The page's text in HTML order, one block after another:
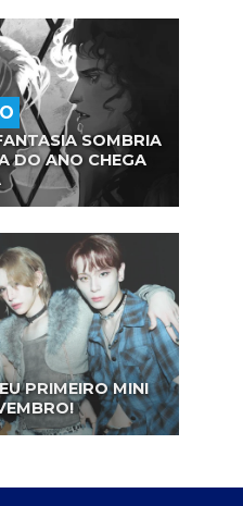
SOMBRIA
DO ANO CHEGA
PRIMEIRO MINI